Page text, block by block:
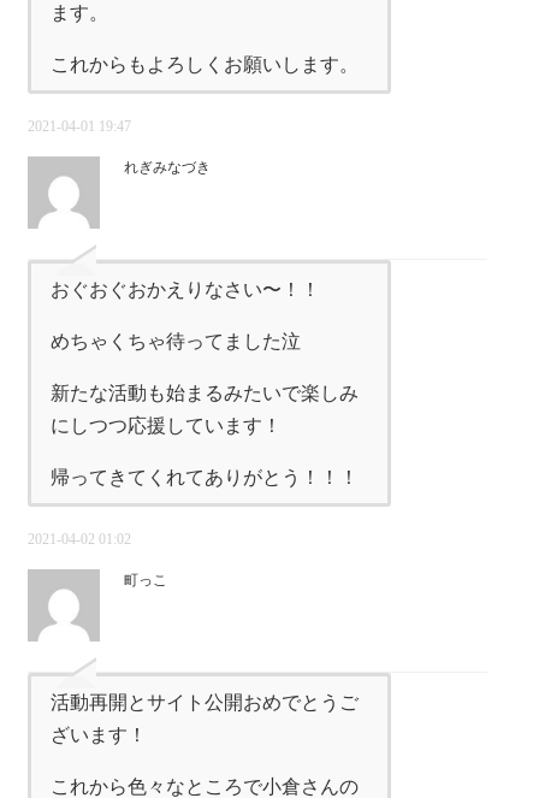
ます。
これからもよろしくお願いします。
2021-04-01 19:47
れぎみなづき
おぐおぐおかえりなさい〜！！
めちゃくちゃ待ってました泣
新たな活動も始まるみたいで楽しみ
にしつつ応援しています！
帰ってきてくれてありがとう！！！
2021-04-02 01:02
町っこ
活動再開とサイト公開おめでとうご
ざいます！
これから色々なところで小倉さんの